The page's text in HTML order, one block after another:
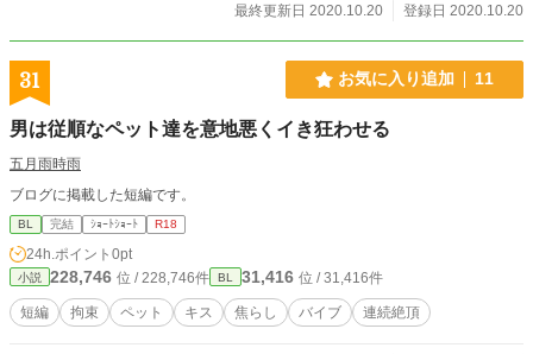
最終更新日 2020.10.20
登録日 2020.10.20
31 お気に入り追加 11
男は従順なペット達を意地悪くイき狂わせる
五月雨時雨
ブログに掲載した短編です。
BL 完結 ｼｮｰﾄｼｮｰﾄ R18
24h.ポイント 0pt
小説 228,746 位 / 228,746件 BL 31,416 位 / 31,416件
短編 拘束 ペット キス 焦らし バイブ 連続絶頂